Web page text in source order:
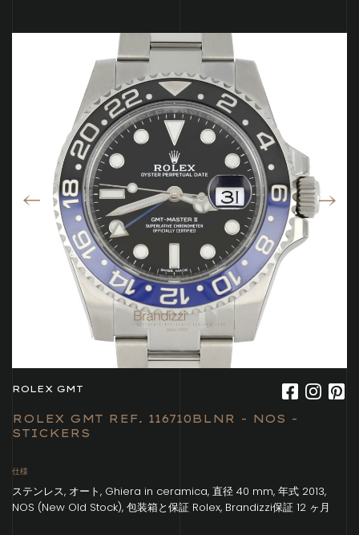
ROLEX GMT
ROLEX GMT REF. 116710BLNR - NOS -
STICKERS
仕様
ステンレス, オート, Ghiera in ceramica, 直径 40 mm, 年式 2013,
NOS (New Old Stock), 包装箱と保証 Rolex, Brandizzi保証 12 ヶ月